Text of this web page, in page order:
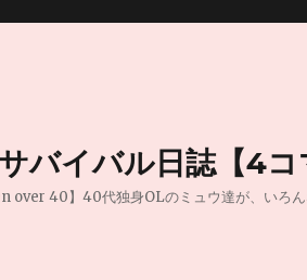
バイバル日誌【4コ
40】40代独身OLのミュウ達が、いろん